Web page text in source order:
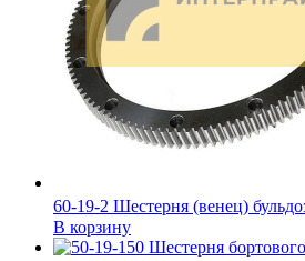
60-19-2 Шестерня (венец)
В корзину